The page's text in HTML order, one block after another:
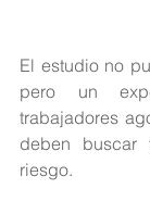
El estudio no
pero un
trabajadores
deben buscar
riesgo.